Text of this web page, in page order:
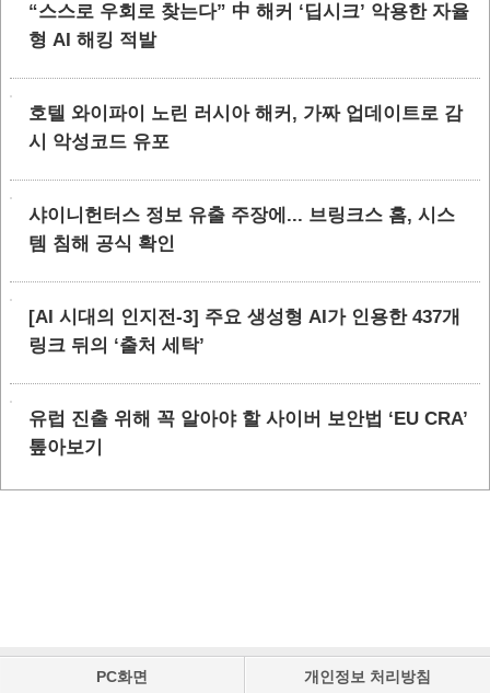
“스스로 우회로 찾는다” 中 해커 ‘딥시크’ 악용한 자율
형 AI 해킹 적발
호텔 와이파이 노린 러시아 해커, 가짜 업데이트로 감
시 악성코드 유포
샤이니헌터스 정보 유출 주장에... 브링크스 홈, 시스
템 침해 공식 확인
[AI 시대의 인지전-3] 주요 생성형 AI가 인용한 437개
링크 뒤의 ‘출처 세탁’
유럽 진출 위해 꼭 알아야 할 사이버 보안법 ‘EU CRA’
톺아보기
PC화면 개인정보 처리방침